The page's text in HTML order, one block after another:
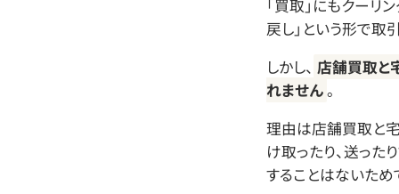
「買取」にもクーリ
戻し」という形で取
しかし、 店舗買取と
れません。
理由は店舗買取と
け取ったり、送った
することはないため